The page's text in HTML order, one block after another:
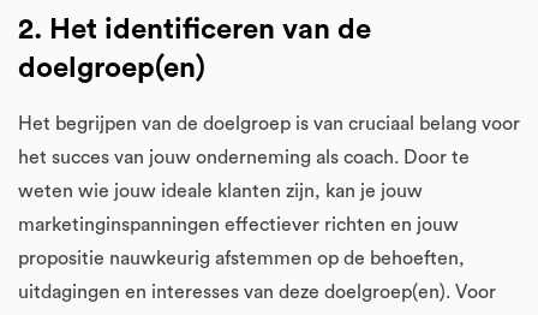
2. Het identificeren van de
doelgroep(en)
Het begrijpen van de doelgroep is van cruciaal belang voor
het succes van jouw onderneming als coach. Door te
weten wie jouw ideale klanten zijn, kan je jouw
marketinginspanningen effectiever richten en jouw
propositie nauwkeurig afstemmen op de behoeften,
uitdagingen en interesses van deze doelgroep(en). Voor